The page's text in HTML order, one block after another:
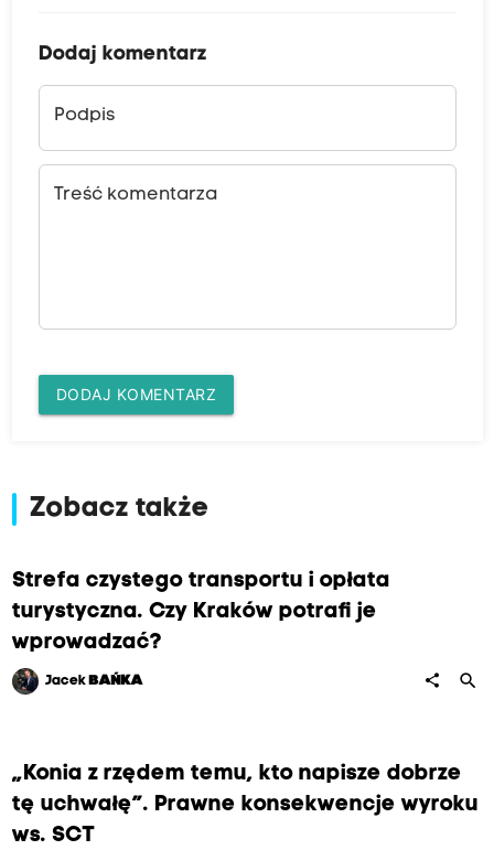
Dodaj komentarz
Podpis
Treść komentarza
DODAJ KOMENTARZ
Zobacz także
Strefa czystego transportu i opłata
turystyczna. Czy Kraków potrafi je
wprowadzać?
Jacek BAŃKA share search
„Konia z rzędem temu, kto napisze dobrze
tę uchwałę”. Prawne konsekwencje wyroku
ws. SCT